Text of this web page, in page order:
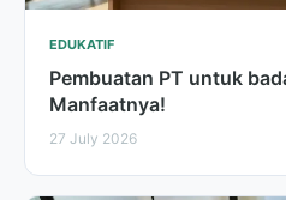
EDUKATIF
Pembuatan PT untuk
Manfaatnya!
27 July 2026